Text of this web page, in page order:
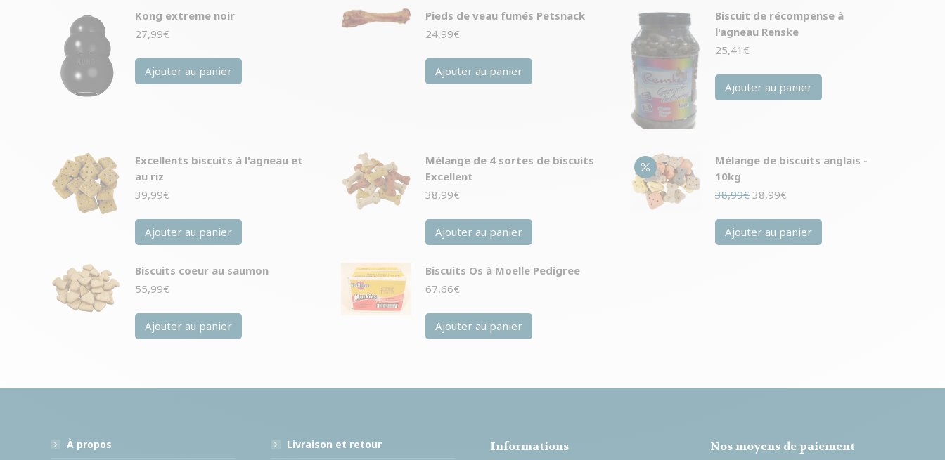
Kong extreme noir
27,99€
Ajouter au panier
Pieds de veau fumés Petsnack
24,99€
Ajouter au panier
Biscuit de récompense à
l'agneau Renske
25,41 €
Ajouter au panier
Excellents biscuits à l'agneau et
au riz
39,99€
Ajouter au panier
Mélange de 4 sortes de biscuits
Excellent
38,99€
Ajouter au panier
Mélange de biscuits anglais -
10kg
38,99€ Le
initial
était :
38,99€.
38,99€
actuel
est :
38,99€.
Ajouter au panier
Biscuits coeur au saumon
55,99€
Ajouter au panier
Biscuits Os à Moelle Pedigree
67,66€
Ajouter au panier
À propos Livraison et retour Informations Nos moyens de paiement